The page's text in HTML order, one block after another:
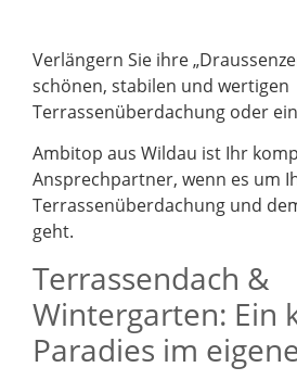
Verlängern Sie ihre
schönen, stabilen und wertigen
Terrassenüberdachung oder
Ambitop aus Wildau ist Ihr
Ansprechpartner, wenn es um
Terrassenüberdachung und
geht.
Terrassendach &
Wintergarten: Ein
Paradies im